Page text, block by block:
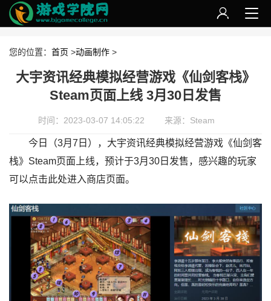
您的位置： 首页 >动画制作 >
大宇资讯经典模拟经营游戏《仙剑客栈》
Steam页面上线 3月30日发售
时间：2023-03-07 14:05:22 来源：Steam
今日（3月7日），大宇资讯经典模拟经营游戏《仙剑客
栈》Steam页面上线，预计于3月30日发售，感兴趣的玩家
可以点击此处进入商店页面。